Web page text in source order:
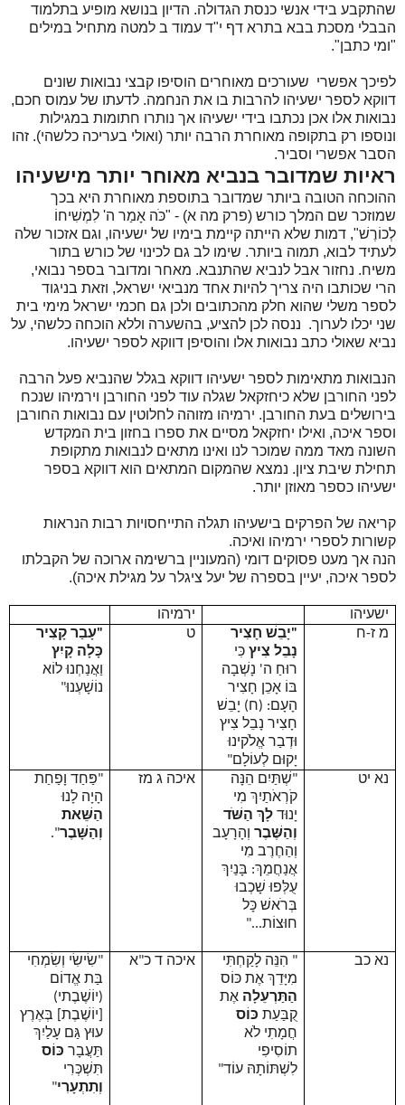
שהתקבע בידי אנשי כנסת הגדולה. הדיון בנושא מופיע בתלמוד
הבבלי מסכת בבא בתרא דף י"ד עמוד ב למטה מתחיל במילים
"ומי כתבן".
לפיכך אפשרי שעורכים מאוחרים הוסיפו קבצי נבואות שונים
דווקא לספר ישעיהו להרבות בו את הנחמה. לדעתו של עמוס חכם,
נבואות אלו אכן נכתבו בידי ישעיהו אך נותרו חתומות במגילות
ונוספו רק בתקופה מאוחרת הרבה יותר (ואולי בעריכה כלשהי). זהו
הסבר אפשרי וסביר.
ראיות שמדובר בנביא מאוחר יותר מישעיהו
ההוכחה הטובה ביותר שמדובר בתוספת מאוחרת היא בכך
שמוזכר שם המלך כורש (פרק מה א) - "כֹּה אָמַר ה' לִמְשִׁיחוֹ
לְכוֹרֶשׁ", דמות שלא הייתה קיימת בימיו של ישעיהו, וגם אזכור שלה
לעתיד לבוא, תמוה ביותר. שימו לב גם לכינוי של כורש בתור
משיח. נחזור אבל לנביא שהתנבא. מאחר ומדובר בספר נבואי,
הרי שכותבו היה צריך להיות אחד מנביאי ישראל, וזאת בניגוד
לספר משלי שהוא חלק מהכתובים ולכן גם חכמי ישראל מימי בית
שני יכלו לערוך. ננסה לכן להציע, בהשערה וללא הוכחה כלשהי, על
נביא שאולי כתב נבואות אלו והוסיפן דווקא לספר ישעיהו.
הנבואות מתאימות לספר ישעיהו דווקא בגלל שהנביא פעל הרבה
לפני החורבן שלא כיחזקאל שגלה עוד לפני החורבן וירמיהו שנכח
בירושלים בעת החורבן. ירמיהו מזוהה לחלוטין עם נבואות החורבן
וספר איכה, ואילו יחזקאל מסיים את ספרו בחזון בית המקדש
השונה מאד ממה שמוכר לנו ואינו מתאים לנבואות מתקופת
תחילת שיבת ציון. נמצא שהמקום המתאים הוא דווקא בספר
ישעיהו כספר מאוזן יותר.
קריאה של הפרקים בישעיהו תגלה התייחסויות רבות הנראות
קשורות לספרי ירמיהו ואיכה.
הנה אך מעט פסוקים דומי (המעוניין ברשימה ארוכה של הקבלתו
לספר איכה, יעיין בספרה של יעל ציגלר על מגילת איכה).
ישעיהו
ירמיהו
מ ז-ח
"יָבֵשׁ חָצִיר
נָבֵל צִיץ כִּי
רוּחַ ה' נָשְׁבָה
בּוֹ אָכֵן חָצִיר
הָעָם: (ח) יָבֵשׁ
חָצִיר נָבֵל צִיץ
וּדְבַר אֱלֹקינוּ
יָקוּם לְעוֹלָם"
ט
"עָבַר קָצִיר
כָּלָה קָיִץ
וַאֲנַחְנוּ לוֹא
נוֹשָׁעְנוּ"
נא יט
"שְׁתַּיִם הֵנָּה
קֹרְאֹתַיִךְ מִי
יָנוּדלָךְ הַשֹּׁד
וְהַשֶּׁבֶר וְהָרָעָב
וְהַחֶרֶב מִי
אֲנַחֲמֵךְ: בָּנַיִךְ
עֻלְּפוּ שָׁכְבוּ
בְּרֹאשׁ כָּל
חוּצוֹת..."
איכה ג מז
"פַּחַד וָפַחַת
הָיָה לָנוּ
הַשֵּׁאת
וְהַשָּׁבֶר".
נא כב " הִנֵּה לָקַחְתִּי
מִיָּדֵךְ אֶת כּוֹס
הַתַּרְעֵלָה אֶת
קֻבַּעַת כּוֹס
חֲמָתִי לֹא
תוֹסִיפִי
לִשְׁתּוֹתָהּ עוֹד"
איכה ד כ"א
"שִׂישִׂי וְשִׂמְחִי
בַּת אֱדוֹם
(יוֹשֶׁבֶתי)
[יוֹשֶׁבֶת] בְּאֶרֶץ
עוּץ גַּם עָלַיִךְ
תַּעֲבָר כּוֹס
תִּשְׁכְּרִי
וְתִתְעָרִי"